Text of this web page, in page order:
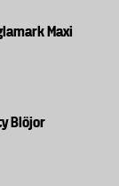
Maxi
Blöjor